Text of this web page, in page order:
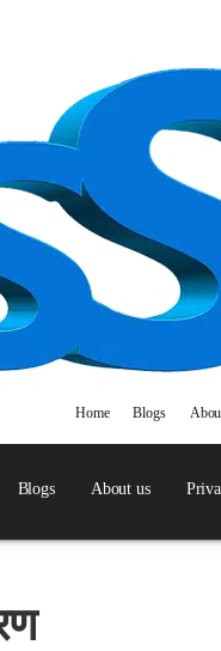
Home Blogs
Blogs About us